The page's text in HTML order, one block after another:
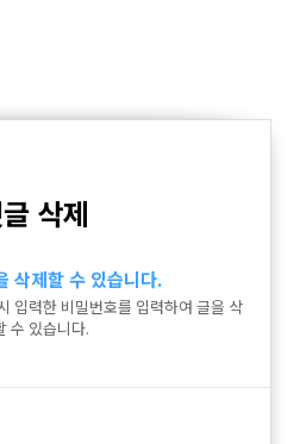
삭제
삭제할 수 있습니다.
입력한 비밀번호를 입력하여 글을 삭
수 있습니다.